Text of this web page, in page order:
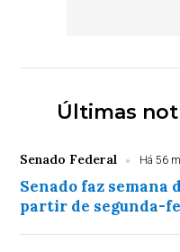
Últimas
Senado Federal Há 56
Senado faz semana
partir de segunda-